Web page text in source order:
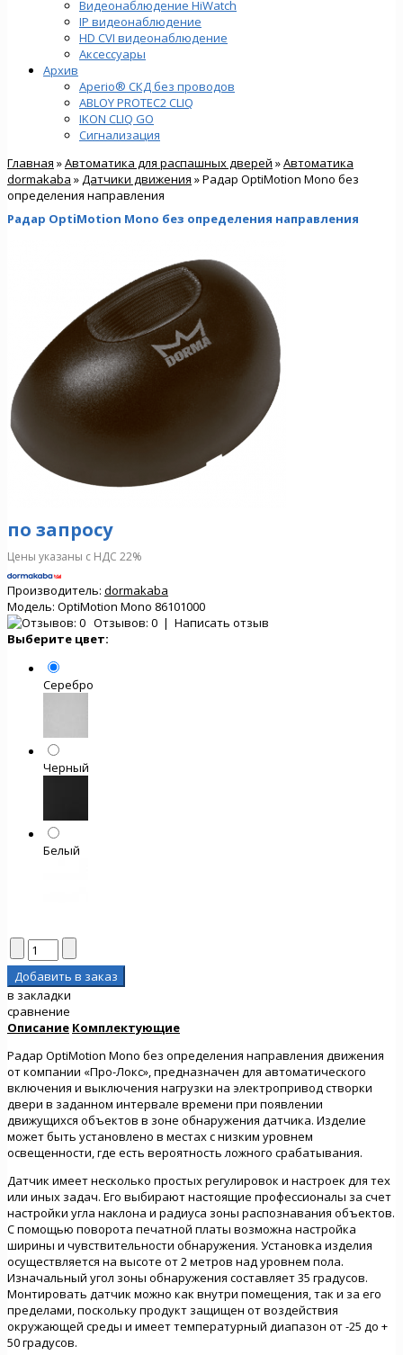
Видеонаблюдение HiWatch
IP видеонаблюдение
HD CVI видеонаблюдение
Аксессуары
Архив
Aperio® СКД без проводов
ABLOY PROTEC2 CLIQ
IKON CLIQ GO
Сигнализация
Главная »Автоматика для распашных дверей »Автоматика
dormakaba » Датчики движения » Радар OptiMotion Mono без
определения направления
Радар OptiMotion Mono без определения направления
по запросу
Цены указаны с НДС 22%
Производитель: dormakaba
Модель: OptiMotion Mono 86101000
Отзывов: 0 | Написать отзыв
Выберите цвет:
Серебро
Черный
Белый
в закладки
сравнение
Описание Комплектующие
Радар OptiMotion Mono без определения направления движения
от компании «Про-Локс», предназначен для автоматического
включения и выключения нагрузки на электропривод створки
двери в заданном интервале времени при появлении
движущихся объектов в зоне обнаружения датчика. Изделие
может быть установлено в местах с низким уровнем
освещенности, где есть вероятность ложного срабатывания.
Датчик имеет несколько простых регулировок и настроек для тех
или иных задач. Его выбирают настоящие профессионалы за счет
настройки угла наклона и радиуса зоны распознавания объектов.
С помощью поворота печатной платы возможна настройка
ширины и чувствительности обнаружения. Установка изделия
осуществляется на высоте от 2 метров над уровнем пола.
Изначальный угол зоны обнаружения составляет 35 градусов.
Монтировать датчик можно как внутри помещения, так и за его
пределами, поскольку продукт защищен от воздействия
окружающей среды и имеет температурный диапазон от -25 до +
50 градусов.